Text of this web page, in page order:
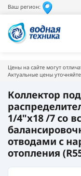
Ваш регион:
Цены на сайте могут
Актуальные цены
Коллектор
1/4"x18 /7 сo
отводами с
отопления